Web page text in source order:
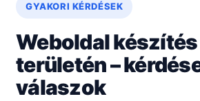
GYAKORI KÉRDÉSEK
Weboldal
területén –
válaszok